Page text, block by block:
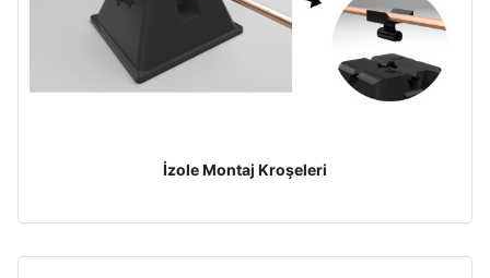
İzole Montaj Kroşeleri